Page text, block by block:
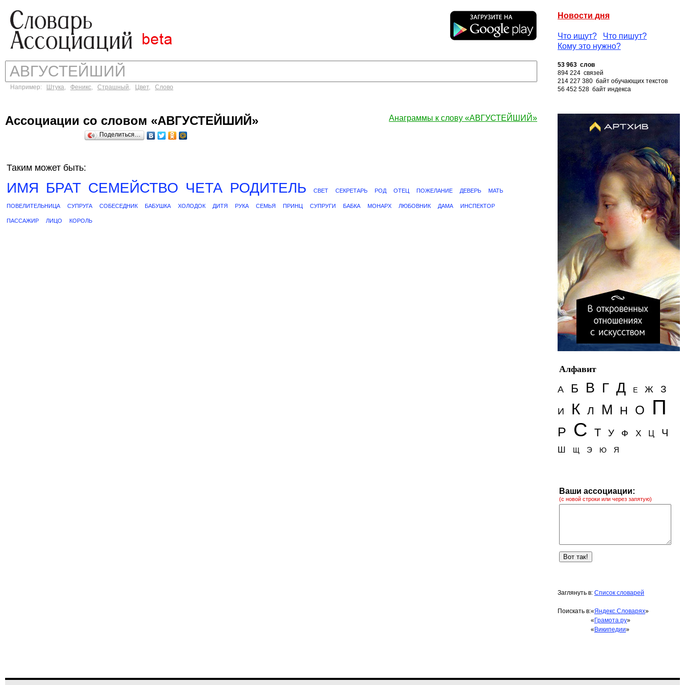
Новости дня
Что ищут?
Что пишут?
Кому это нужно?
Например: Штука, Феникс, Страшный, Цвет, Слово
53 963 слов
894 224 связей
214 227 380 байт обучающих текстов
56 452 528 байт индекса
Анаграммы к слову «АВГУСТЕЙШИЙ»
Ассоциации со словом «АВГУСТЕЙШИЙ»
Поделиться…
Таким может быть:
ИМЯ БРАТ СЕМЕЙСТВО ЧЕТА РОДИТЕЛЬ СВЕТ СЕКРЕТАРЬ РОД ОТЕЦ ПОЖЕЛАНИЕ ДЕВЕРЬ МАТЬ
ПОВЕЛИТЕЛЬНИЦА СУПРУГА СОБЕСЕДНИК БАБУШКА ХОЛОДОК ДИТЯ РУКА СЕМЬЯ ПРИНЦ СУПРУГИ БАБКА МОНАРХ ЛЮБОВНИК ДАМА ИНСПЕКТОР
ПАССАЖИР ЛИЦО КОРОЛЬ
Алфавит
А
Б В Г Д Е Ж З
И К Л М Н О П
Р С Т У Ф Х Ц Ч
Ш Щ Э Ю Я
Ваши ассоциации:
(с новой строки или через запятую)
Заглянуть в: Список словарей
Поискать в:«Яндекс.Словарях»
« Грамота.ру»
« Википедии»